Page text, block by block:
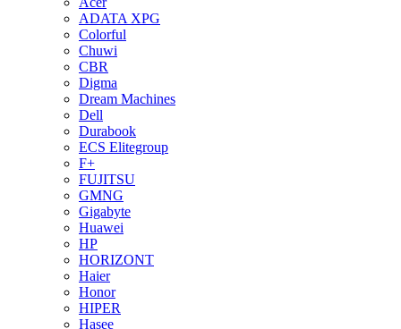
ADATA XPG
Colorful
Chuwi
CBR
Digma
Dream Machines
Dell
Durabook
ECS Elitegroup
F+
FUJITSU
GMNG
Gigabyte
Huawei
HP
HORIZONT
Haier
Honor
HIPER
Hasee